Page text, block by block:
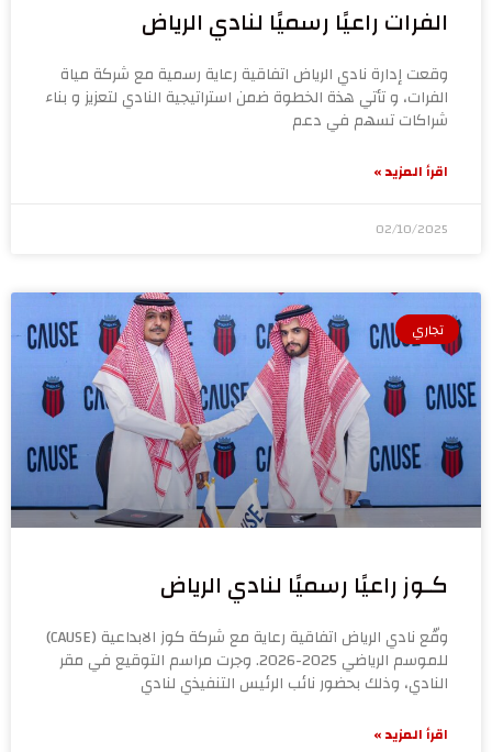
الفرات راعيًا رسميًا لنادي الرياض
وقعت إدارة نادي الرياض اتفاقية رعاية رسمية مع شركة مياة
الفرات، و تأتي هذة الخطوة ضمن استراتيجية النادي لتعزيز و بناء
شراكات تسهم في دعم
اقرأ المزيد »
02/10/2025
تجاري
كـوز راعيًا رسميًا لنادي الرياض
وقّع نادي الرياض اتفاقية رعاية مع شركة كوز الابداعية (CAUSE)
للموسم الرياضي 2025-2026. وجرت مراسم التوقيع في مقر
النادي، وذلك بحضور نائب الرئيس التنفيذي لنادي
اقرأ المزيد »